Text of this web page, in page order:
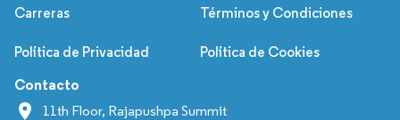
Carreras Términos y Condiciones
Política de Privacidad Política de Cookies
Contacto
11th Floor, Rajapushpa Summit